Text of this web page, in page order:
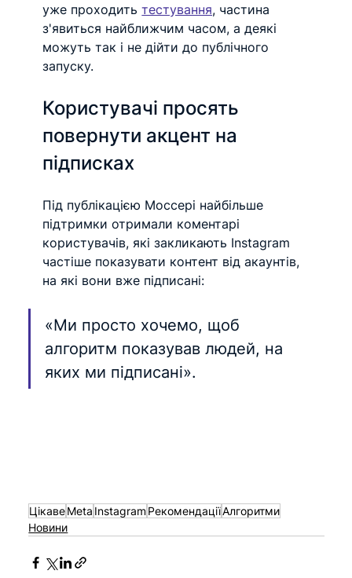
уже проходить тестування, частина
з'явиться найближчим часом, а деякі
можуть так і не дійти до публічного
запуску.
Користувачі просять
повернути акцент на
підписках
Під публікацією Моссері найбільше
підтримки отримали коментарі
користувачів, які закликають Instagram
частіше показувати контент від акаунтів,
на які вони вже підписані:
«Ми просто хочемо, щоб
алгоритм показував людей, на
яких ми підписані».
ЦікавеMeta InstagramРекомендаціїАлгоритми
Новини